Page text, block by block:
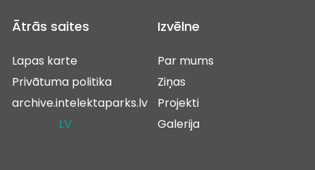
Ātrās saites
Lapas karte
Privātuma politika
archive.intelektaparks.lv
LV
Izvēlne
Par mums
Ziņas
Projekti
Galerija